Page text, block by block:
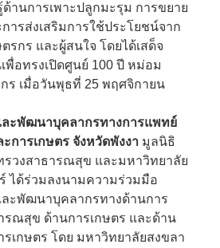
านการเพาะปลูกมะรุม การขยาย
ารส่งเสริมการใช้ประโยชน์จาก
รกร และผู้สนใจ โดยได้เสด็จ
พื่อทรงเปิดศูนย์ 100 ปี หม่อม
ร เมื่อวันพุธที่ 25 พฤศจิกายน
ละพัฒนาบุคลากรทางการแพทย์
การเกษตร จังหวัดพังงา มูลนิธิ
วงสาธารณสุข และมหาวิทยาลัย
ได้ร่วมลงนามความร่วมมือ
ละพัฒนาบุคลากรทางด้านการ
รณสุข ด้านการเกษตร และด้าน
เกษตร โดย มหาวิทยาลัยสงขลา